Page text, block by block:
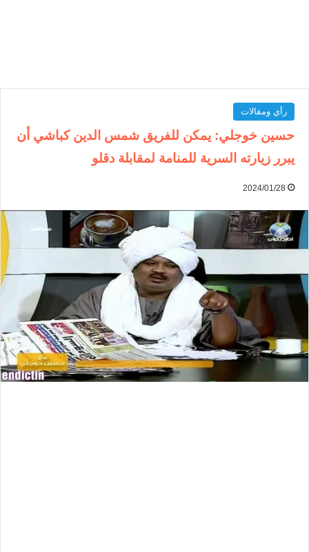
رأي ومقالات
حسين خوجلي: يمكن للفريق شمس الدين كباشي أن
يبرر زيارته السرية للمنامة لمقابلة دقلو
2024/01/28